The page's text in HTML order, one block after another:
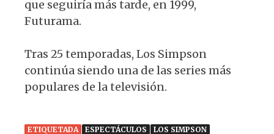
que seguiría más tarde, en 1999,
Futurama.
Tras 25 temporadas, Los Simpson
continúa siendo una de las series más
populares de la televisión.
ETIQUETADA ESPECTÁCULOS LOS SIMPSON